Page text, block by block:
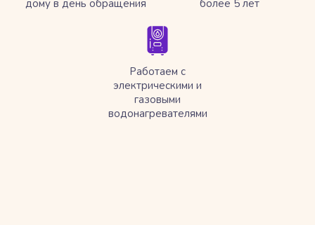
дому в день обращения
более 5 лет
Работаем с
электрическими и
газовыми
водонагревателями